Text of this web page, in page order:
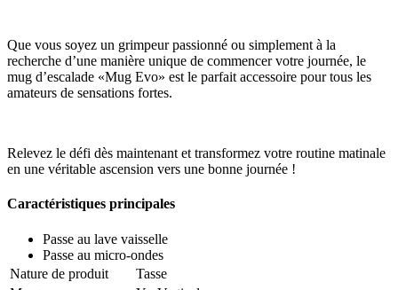
Que vous soyez un grimpeur passionné ou simplement à la
recherche d’une manière unique de commencer votre journée, le
mug d’escalade «Mug Evo» est le parfait accessoire pour tous les
amateurs de sensations fortes.
Relevez le défi dès maintenant et transformez votre routine matinale
en une véritable ascension vers une bonne journée !
Caractéristiques principales
Passe au lave vaisselle
Passe au micro-ondes
Nature de produit
Tasse